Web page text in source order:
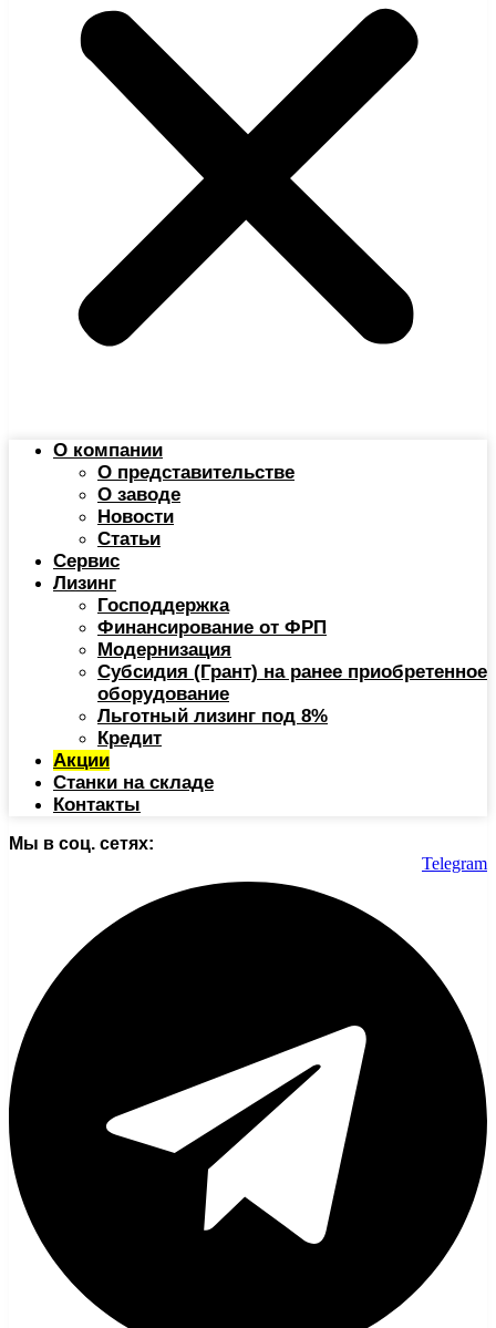
О компании
О представительстве
О заводе
Новости
Статьи
Сервис
Лизинг
Господдержка
Финансирование от ФРП
Модернизация
Субсидия (Грант) на ранее приобретенное
оборудование
Льготный лизинг под 8%
Кредит
Акции
Станки на складе
Контакты
Мы в соц. сетях:
Telegram